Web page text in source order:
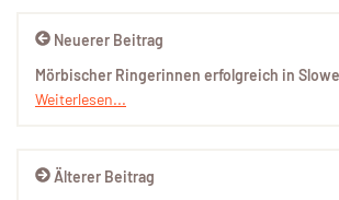
Älterer Beitrag
Neuerer Beitrag
Mörbischer Ringerinnen erfolgreich in
Weiterlesen...